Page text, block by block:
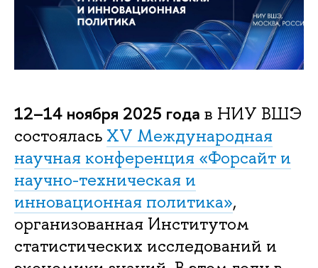
12–14 ноября 2025 года в НИУ ВШЭ
состоялась XV Международная
научная конференция «Форсайт и
научно-техническая и
инновационная политика»,
организованная Институтом
статистических исследований и